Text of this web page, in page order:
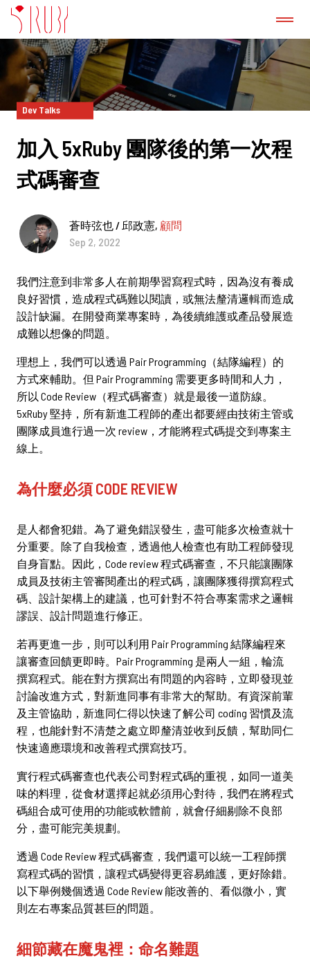
認識我們
成功案例
GitLab 諮詢服務
新聞稿
部落格
中文 / English
project@5xruby.com
Dev Talks
加入 5xRuby 團隊後的第一次程
式碼審查
蒼時弦也 / 邱政憲, 顧問
Sep 2, 2022
我們注意到非常多人在前期學習寫程式時，因為沒有養成
良好習慣，造成程式碼難以閱讀，或無法釐清邏輯而造成
設計缺漏。在開發商業專案時，為後續維護或產品發展造
成難以想像的問題。
理想上，我們可以透過 Pair Programming（結隊編程）的
方式來輔助。但 Pair Programming 需要更多時間和人力，
所以 Code Review（程式碼審查）就是最後一道防線。
5xRuby 堅持，所有新進工程師的產出都要經由技術主管或
團隊成員進行過一次 review，才能將程式碼提交到專案主
線上。
為什麼必須 CODE REVIEW
是人都會犯錯。為了避免錯誤發生，盡可能多次檢查就十
分重要。除了自我檢查，透過他人檢查也有助工程師發現
自身盲點。因此，Code review 程式碼審查，不只能讓團隊
成員及技術主管審閱產出的程式碼，讓團隊獲得撰寫程式
碼、設計架構上的建議，也可針對不符合專案需求之邏輯
謬誤、設計問題進行修正。
若再更進一步，則可以利用 Pair Programming 結隊編程來
讓審查回饋更即時。Pair Programming 是兩人一組，輪流
撰寫程式。能在對方撰寫出有問題的內容時，立即發現並
討論改進方式，對新進同事有非常大的幫助。有資深前輩
及主管協助，新進同仁得以快速了解公司 coding 習慣及流
程，也能針對不清楚之處立即釐清並收到反饋，幫助同仁
快速適應環境和改善程式撰寫技巧。
實行程式碼審查也代表公司對程式碼的重視，如同一道美
味的料理，從食材選擇起就必須用心對待，我們在將程式
碼組合成可使用的功能或軟體前，就會仔細剔除不良部
分，盡可能完美規劃。
透過 Code Review 程式碼審查，我們還可以統一工程師撰
寫程式碼的習慣，讓程式碼變得更容易維護，更好除錯。
以下舉例幾個透過 Code Review 能改善的、看似微小，實
則左右專案品質甚巨的問題。
細節藏在魔鬼裡：命名難題